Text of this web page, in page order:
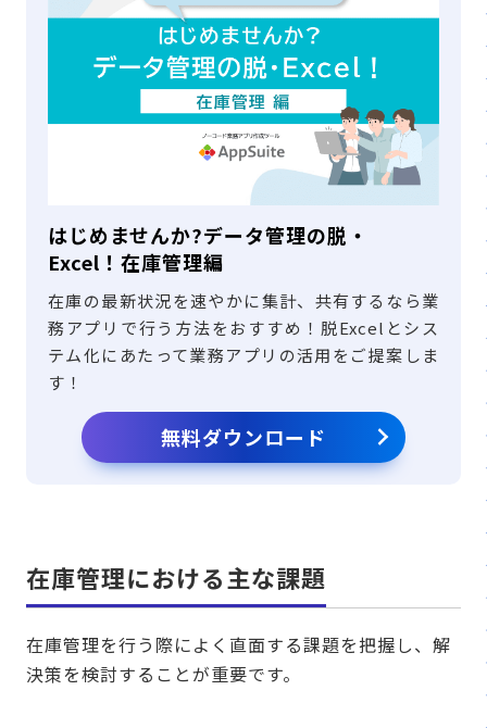
はじめませんか?データ管理の脱・
Excel！在庫管理編
在庫の最新状況を速やかに集計、共有するなら業
務アプリで行う方法をおすすめ！脱Excelとシス
テム化にあたって業務アプリの活用をご提案しま
す！
無料ダウンロード
在庫管理における主な課題
在庫管理を行う際によく直面する課題を把握し、解
決策を検討することが重要です。